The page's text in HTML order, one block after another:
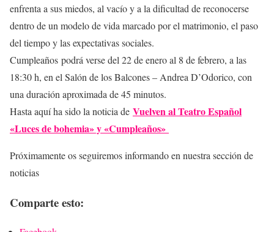
enfrenta a sus miedos, al vacío y a la dificultad de reconocerse
dentro de un modelo de vida marcado por el matrimonio, el paso
del tiempo y las expectativas sociales.
Cumpleaños podrá verse del 22 de enero al 8 de febrero, a las
18:30 h, en el Salón de los Balcones – Andrea D’Odorico, con
una duración aproximada de 45 minutos.
Hasta aquí ha sido la noticia de Vuelven al Teatro Español
«Luces de bohemia» y «Cumpleaños»
Próximamente os seguiremos informando en nuestra sección de
noticias
Comparte esto: